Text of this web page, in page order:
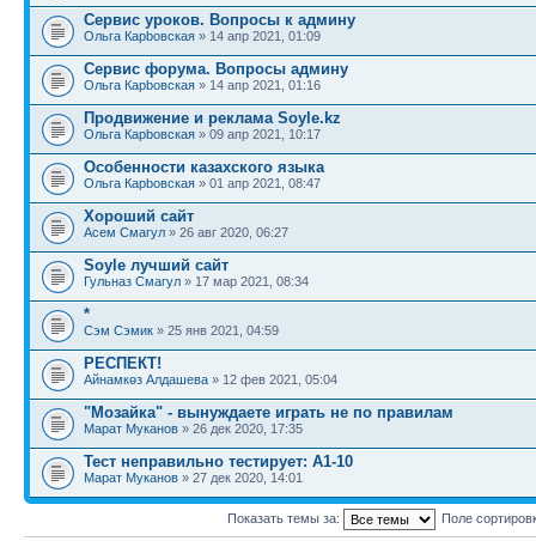
Сервис уроков. Вопросы к админу
Ольга Карbовская » 14 апр 2021, 01:09
Сервис форума. Вопросы админу
Ольга Карbовская » 14 апр 2021, 01:16
Продвижение и реклама Soyle.kz
Ольга Карbовская » 09 апр 2021, 10:17
Особенности казахского языка
Ольга Карbовская » 01 апр 2021, 08:47
Хороший сайт
Асем Смагул » 26 авг 2020, 06:27
Soyle лучший сайт
Гульназ Смагул » 17 мар 2021, 08:34
*
Сэм Сэмик » 25 янв 2021, 04:59
РЕСПЕКТ!
Айнамкөз Алдашева » 12 фев 2021, 05:04
"Мозайка" - вынуждаете играть не по правилам
Марат Муканов » 26 дек 2020, 17:35
Тест неправильно тестирует: А1-10
Марат Муканов » 27 дек 2020, 14:01
Показать темы за: Поле